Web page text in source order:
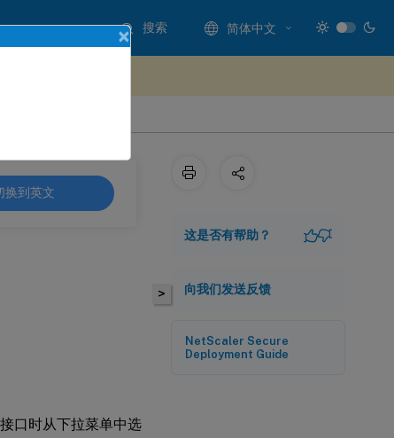
搜索 简体中文
换到英文
口时从下拉菜单中选
>
这是否有帮助？
向我们发送反馈
NetScaler Secure
Deployment Guide
×